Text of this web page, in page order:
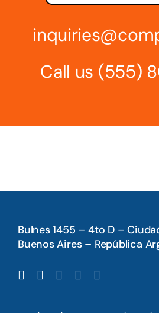
Call us (555)
Bulnes 1455 – 4to D –
Buenos Aires – República